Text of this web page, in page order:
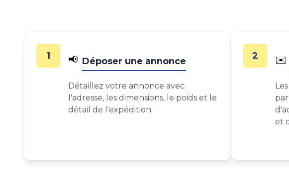
1 📢 Déposer une annonce
Détaillez votre annonce avec
l'adresse, les dimensions, le poids et le
détail de l'expédition.
2 ✉️
et